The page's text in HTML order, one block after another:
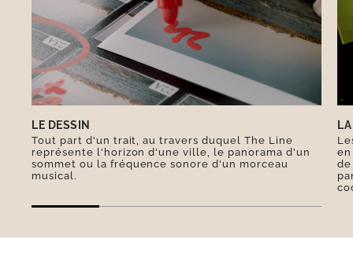
donner des leçons de ski sur les pentes du
village. Dans les années 1970, la station installe
des cabines de type SP4, surnommées les œufs
en raison de leur forme ovoïde. Huit tables de la
station se trouvent dans le palmarès du guide
Michelin, avec un total de onze étoiles.
LE DESSIN
Tout part d'un trait, au travers duquel The Line
représente l'horizon d'une ville, le panorama d'un
sommet ou la fréquence sonore d'un morceau
musical.